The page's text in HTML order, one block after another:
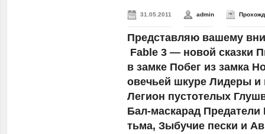
31.05.2011 admin
Представляю вашему
Fable 3 — новой сказки
в замке Побег из замка
овечьей шкуре Лидеры и
Легион пустотелых
Бал-маскарад
тьма, Зыбучие пески и